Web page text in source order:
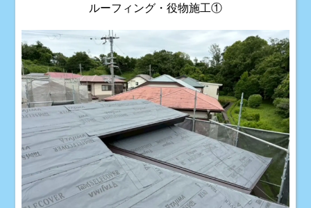
ルーフィング・役物施工①